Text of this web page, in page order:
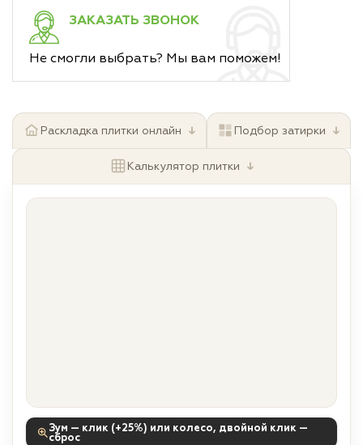
ЗАКАЗАТЬ ЗВОНОК
Не смогли выбрать? Мы вам поможем!
Раскладка плитки онлайн ↓ Подбор затирки ↓
Калькулятор плитки ↓
Зум — клик (+25%) или колесо, двойной клик —
сброс